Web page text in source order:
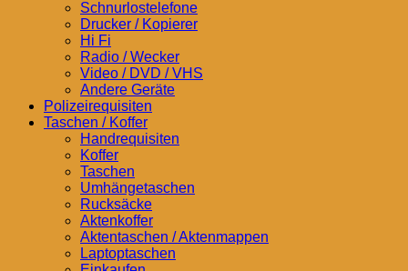
Schnurlostelefone
Drucker / Kopierer
Hi Fi
Radio / Wecker
Video / DVD / VHS
Andere Geräte
Polizeirequisiten
Taschen / Koffer
Handrequisiten
Koffer
Taschen
Umhängetaschen
Rucksäcke
Aktenkoffer
Aktentaschen / Aktenmappen
Laptoptaschen